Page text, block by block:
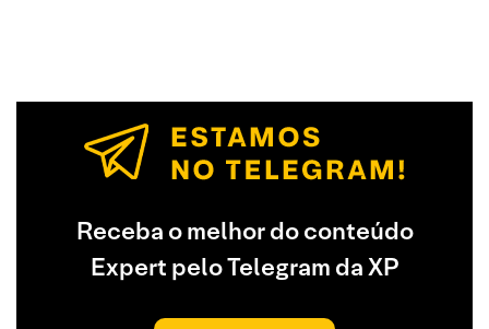
Receba o melhor do conteúdo
Expert pelo Telegram da XP